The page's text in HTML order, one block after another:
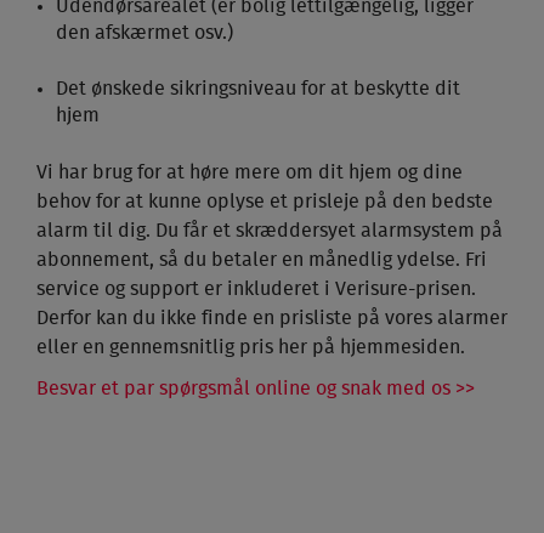
Udendørsarealet (er bolig lettilgængelig, ligger
den afskærmet osv.)
Det ønskede sikringsniveau for at beskytte dit
hjem
Vi har brug for at høre mere om dit hjem og dine
behov for at kunne oplyse et prisleje på den bedste
alarm til dig. Du får et skræddersyet alarmsystem på
abonnement, så du betaler en månedlig ydelse. Fri
service og support er inkluderet i Verisure-prisen.
Derfor kan du ikke finde en prisliste på vores alarmer
eller en gennemsnitlig pris her på hjemmesiden.
Besvar et par spørgsmål online og snak med os >>